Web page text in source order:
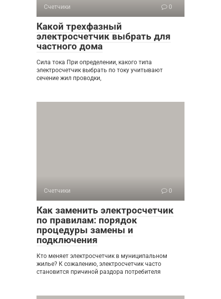
Счетчики 0
Какой трехфазный
электросчетчик выбрать для
частного дома
Сила тока При определении, какого типа
электросчетчик выбрать по току учитывают
сечение жил проводки,
Счетчики 0
Как заменить электросчетчик
по правилам: порядок
процедуры замены и
подключения
Кто меняет электросчетчик в муниципальном
жилье? К сожалению, электросчетчик часто
становится причиной раздора потребителя